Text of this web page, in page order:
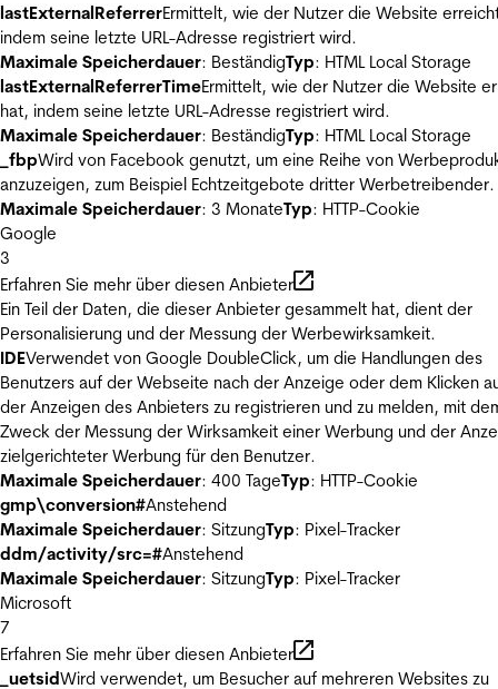
lastExternalReferrerErmittelt, wie der Nutzer die Website
indem seine letzte URL-Adresse registriert wird.
Maximale Speicherdauer: BeständigTyp: HTML Local Storage
lastExternalReferrerTimeErmittelt, wie der Nutzer die Website
hat, indem seine letzte URL-Adresse registriert wird.
Maximale Speicherdauer: BeständigTyp: HTML Local Storage
_fbpWird von Facebook genutzt, um eine Reihe von
anzuzeigen, zum Beispiel Echtzeitgebote dritter Werbetreibender.
Maximale Speicherdauer: 3 MonateTyp: HTTP-Cookie
Google
3
Erfahren Sie mehr über diesen Anbieter
Ein Teil der Daten, die dieser Anbieter gesammelt hat, dient der
Personalisierung und der Messung der Werbewirksamkeit.
IDEVerwendet von Google DoubleClick, um die Handlungen des
Benutzers auf der Webseite nach der Anzeige oder dem Klicken
der Anzeigen des Anbieters zu registrieren und zu melden, mit
Zweck der Messung der Wirksamkeit einer Werbung und der
zielgerichteter Werbung für den Benutzer.
Maximale Speicherdauer: 400 TageTyp: HTTP-Cookie
gmp\conversion#Anstehend
Maximale Speicherdauer: SitzungTyp: Pixel-Tracker
ddm/activity/src=#Anstehend
Maximale Speicherdauer: SitzungTyp: Pixel-Tracker
Microsoft
7
Erfahren Sie mehr über diesen Anbieter
_uetsidWird verwendet, um Besucher auf mehreren Websites zu